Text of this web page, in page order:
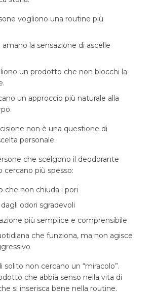
vogliono una routine più
la sensazione di ascelle
un prodotto che non blocchi la
un approccio più naturale alla
non è una questione di
personale.
che scelgono il deodorante
cercano più spesso:
che non chiuda i pori
odori sgradevoli
più semplice e comprensibile
che funziona, ma non agisce
solito non cercano un “miracolo”.
che abbia senso nella vita di
si inserisca bene nella routine.